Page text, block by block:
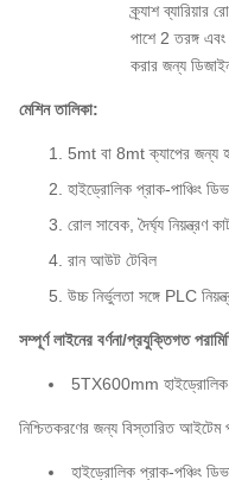
ক্র্যাশ ব্যারিয়ার
পাশে 2 তরঙ্গ
করার জন্য
মেশিন তালিকা:
5mt বা 8mt ক্যাপের জন্য
হাইড্রোলিক প্রাক-পাঞ্চিং
রোল সাবেক, দৈর্ঘ্য নিয়ন্ত্রণ
রান আউট টেবিল
উচ্চ নির্ভুলতা সঙ্গে PLC
সম্পূর্ণ লাইনের বর্ণনা/প্রযুক্তিগত
5TX600mm
নিশ্চিতকরণের জন্য বিস্তারিত আইটেম
হাইড্রোলিক প্রাক-পঞ্চিং